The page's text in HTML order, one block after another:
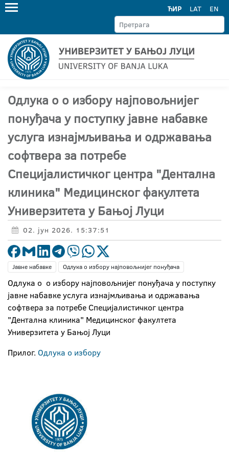
ЋИР LAT EN
Одлука о о избору најповољнијег
понуђача у поступку јавне набавке
услуга изнајмљивања и одржавања
софтвера за потребе
Специјалистичког центра "Дентална
клиника" Медицинског факултета
Универзитета у Бањој Луци
02. јун 2026. 15:37:51
Јавне набавке Одлука о избору најповољнијег понуђача
Одлука о о избору најповољнијег понуђача у поступку
јавне набавке услуга изнајмљивања и одржавања
софтвера за потребе Специјалистичког центра
"Дентална клиника" Медицинског факултета
Универзитета у Бањој Луци
Прилог. Одлука о избору